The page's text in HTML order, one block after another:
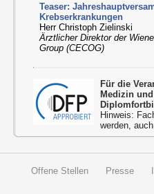
Teaser:
Krebserkrankungen
Herr Christoph Zielinski
Ärztlicher Direktor der
Group (CECOG)
Für die
Medizin
Hinweis:
werden,
Offene Stellen Presse